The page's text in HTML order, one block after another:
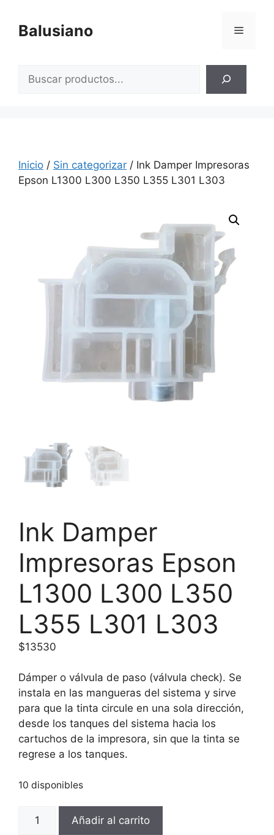
contenido
Balusiano Menú
Inicio / Sin categorizar / Ink Damper Impresoras
Epson L1300 L300 L350 L355 L301 L303
Ink Damper
Impresoras Epson
L1300 L300 L350
L355 L301 L303
$13530
Dámper o válvula de paso (válvula check). Se
instala en las mangueras del sistema y sirve
para que la tinta circule en una sola dirección,
desde los tanques del sistema hacia los
cartuchos de la impresora, sin que la tinta se
regrese a los tanques.
10 disponibles
Damper
Añadir al carrito